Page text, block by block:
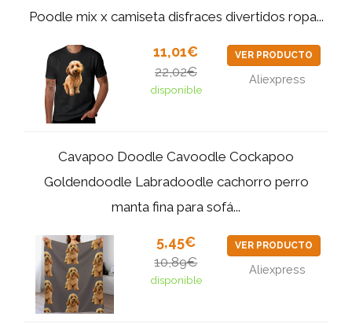
Poodle mix x camiseta disfraces divertidos ropa...
11,01€
22,02€
disponible
VER PRODUCTO
Aliexpress
Cavapoo Doodle Cavoodle Cockapoo
Goldendoodle Labradoodle cachorro perro
manta fina para sofá...
5,45€
10,89€
disponible
VER PRODUCTO
Aliexpress